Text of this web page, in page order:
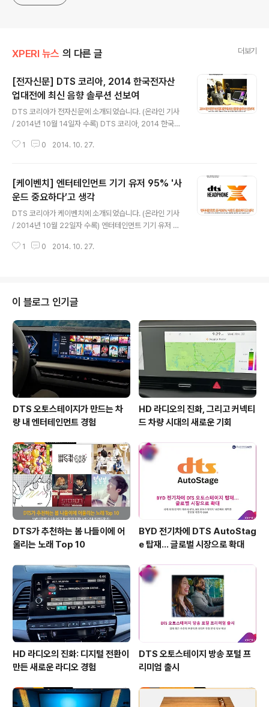
XPERI 뉴스 의 다른 글 더보기
[전자신문] DTS 코리아, 2014 한국전자산
업대전에 최신 음향 솔루션 선보여
DTS 코리아가 전자신문에 소개되었습니다. (온라인 기사
/ 2014년 10월 14일자 수록) DTS 코리아, 2014 한국전
니다. DTS의 한국전자전 참가 관련한 지난 기사가 다음과
자산업대전에 참가, 차세대 서라운드 사운드를 선보였다고
15일 밝혔다. 오는 17일까지 경기도 고양시 킨텍스에서 진
행되는 이번 전시회에 DTS 코리아는 최신 음향 솔루션인
‘DTS 헤드폰:X’와 다차원 오디오 ‘MDA’ 기술 등을 시연
한다. DTS 부스에는 극장식 메인 상영관과 함께 태블릿,
게이밍 헤드셋 등이 설치돼 최신 서라운드 사운드 솔루션
1 0 2014. 10. 27.
[케이벤치] 엔터테인먼트 기기 유저 95% '사
운드 중요하다’고 생각
DTS 코리아가 케이벤치에 소개되었습니다. (온라인 기사
/ 2014년 10월 22일자 수록) 엔터테인먼트 기기 유저 9
S의 한국전자전 참가 관련한 지난 기사가 다음과 같이 게
으로 나타났다. DTS 코리아는 2014 한국전자전(KES 2
014)에 참가해 전시기간 동안 DTS의 최신 사운드 솔루션
시연을 한 관람객을 대상으로 설문조사를 실시했다. 그 결
과 엔터테인먼트를 즐기는 데 사운드의 중요도를 묻는 질
문에 총 2052명 의 응답자 중 95%가 ‘중요하다’고 답했
으며, 이들 중 5..
1 0 2014. 10. 27.
이 블로그 인기글
DTS 오토스테이지가 만드는 차
량 내 엔터테인먼트 경험
HD 라디오의 진화, 그리고 커넥티
드 차량 시대의 새로운 기회
DTS가 추천하는 봄 나들이에 어
울리는 노래 Top 10
BYD 전기차에 DTS AutoStag
e 탑재… 글로벌 시장으로 확대
HD 라디오의 진화: 디지털 전환이
만든 새로운 라디오 경험
DTS 오토스테이지 방송 포털 프
리미엄 출시